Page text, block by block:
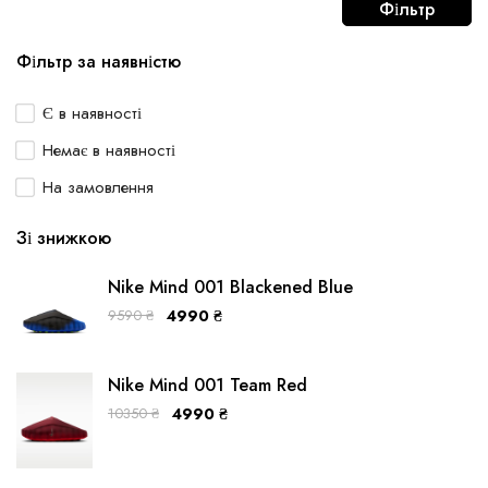
Фільтр
Фільтр за наявністю
Є в наявності
Немає в наявності
На замовлення
Зі знижкою
Nike Mind 001 Blackened Blue
9590₴ 4990 ₴
Nike Mind 001 Team Red
10350₴ 4990 ₴